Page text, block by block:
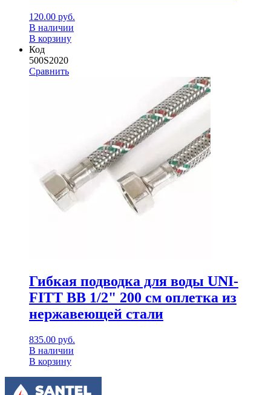
120.00 руб.
В наличии
В корзину
Код
500S2020
Сравнить
Гибкая подводка для воды UNI-
FITT ВВ 1/2" 200 см оплетка из
нержавеющей стали
835.00 руб.
В наличии
В корзину